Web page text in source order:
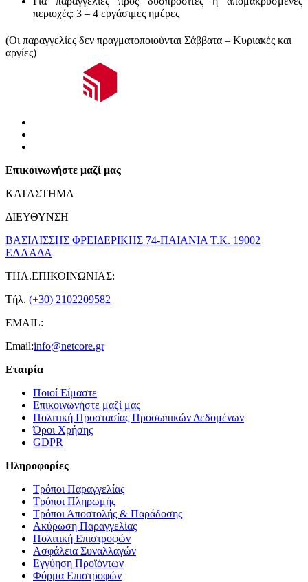
περιοχές: 3 – 4 εργάσιμες ημέρες
(Οι παραγγελίες δεν πραγματοποιούνται Σάββατα – Κυριακές και
αργίες)
Επικοινωνήστε μαζί μας
ΚΑΤΑΣΤΗΜΑ
ΔΙΕΥΘΥΝΣΗ
ΒΑΣΙΛΙΣΣΗΣ ΦΡΕΙΔΕΡΙΚΗΣ 74-ΠΑΙΑΝΙΑ Τ.Κ. 19002
ΕΛΛΑΔΑ
ΤΗΛ.ΕΠΙΚΟΙΝΩΝΙΑΣ:
Τήλ. (+30) 2102209582
EMAIL:
Email:info@netcore.gr
Εταιρία
Ποιοί Είμαστε
Επικοινωνήστε μαζί μας
Πολιτική Προστασίας Προσωπικών Δεδομένων
Όροι Χρήσης
GDPR
Πληροφορίες
Τρόποι Παραγγελίας
Τρόποι Πληρωμής
Τρόποι Αποστολής & Παράδοσης
Ακύρωση Παραγγελίας
Πολιτική Επιστροφών
Ασφάλεια Συναλλαγών
Εγγύηση Προϊόντων
Φόρμα Επιστροφών